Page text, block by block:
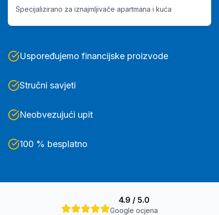
Specijalizirano za iznajmljivače apartmana i kuća
Uspoređujemo financijske proizvode
Stručni savjeti
Neobvezujući upit
100 % besplatno
4.9 / 5.0
Google ocjena